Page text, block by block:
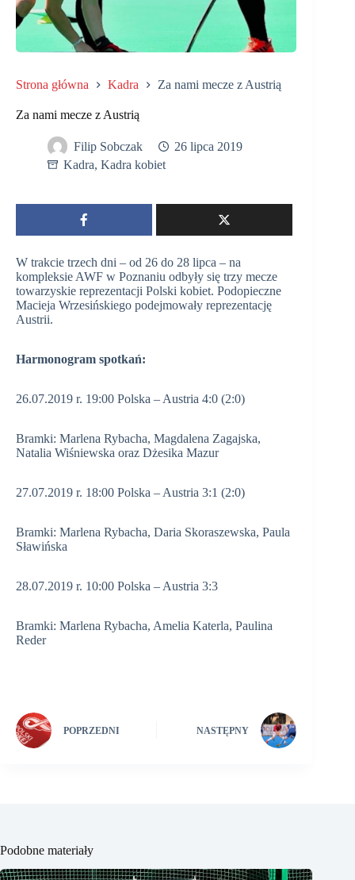
Strona główna Kadra Za nami mecze z Austrią
Za nami mecze z Austrią
Filip Sobczak
26 lipca 2019
Kadra, Kadra kobiet
W trakcie trzech dni – od 26 do 28 lipca – na
kompleksie AWF w Poznaniu odbyły się trzy mecze
towarzyskie reprezentacji Polski kobiet. Podopieczne
Macieja Wrzesińskiego podejmowały reprezentację
Austrii.
Harmonogram spotkań:
26.07.2019 r. 19:00 Polska – Austria 4:0 (2:0)
Bramki: Marlena Rybacha, Magdalena Zagajska,
Natalia Wiśniewska oraz Dżesika Mazur
27.07.2019 r. 18:00 Polska – Austria 3:1 (2:0)
Bramki: Marlena Rybacha, Daria Skoraszewska, Paula
Sławińska
28.07.2019 r. 10:00 Polska – Austria 3:3
Bramki: Marlena Rybacha, Amelia Katerla, Paulina
Reder
POPRZEDNI NASTĘPNY
Podobne materiały